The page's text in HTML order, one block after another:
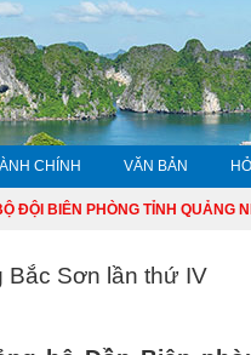
CHÍNH VĂN BẢN
BIÊN PHÒNG TỈNH QUẢNG
Sơn lần thứ IV